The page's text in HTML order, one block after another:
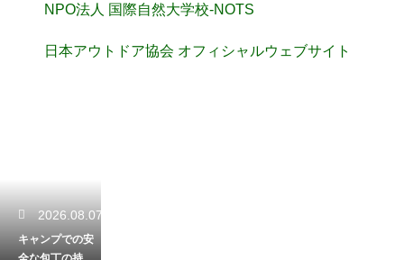
NPO法人 国際自然大学校-NOTS
日本アウトドア協会 オフィシャルウェブサイト
2026.08.07
キャンプでの安